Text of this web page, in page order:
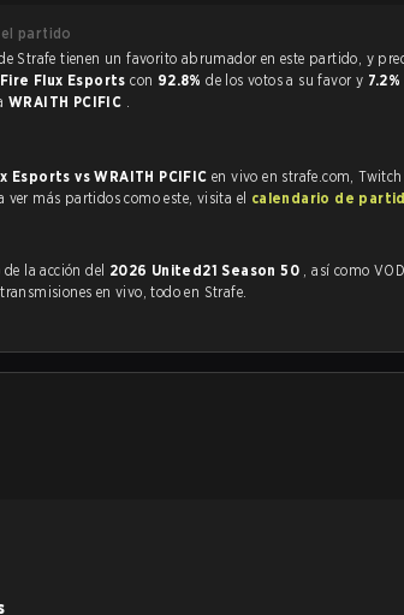
partido
en este partido, y predicen
Fire Flux Esportscon 92.8%de los votos a su favor y 7.2%
WRAITH PCIFIC .
Esports vs WRAITH PCIFIC en vivo en strafe.com,
ver más partidos como este, visita el calendario de
la acción del 2026 United21 Season 50 , así como VODs,
en vivo, todo en Strafe.